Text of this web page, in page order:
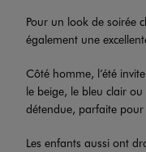
Pour un look de soirée
également une
Côté homme, l’été
le beige, le bleu clair
détendue, parfaite
Les enfants aussi ont